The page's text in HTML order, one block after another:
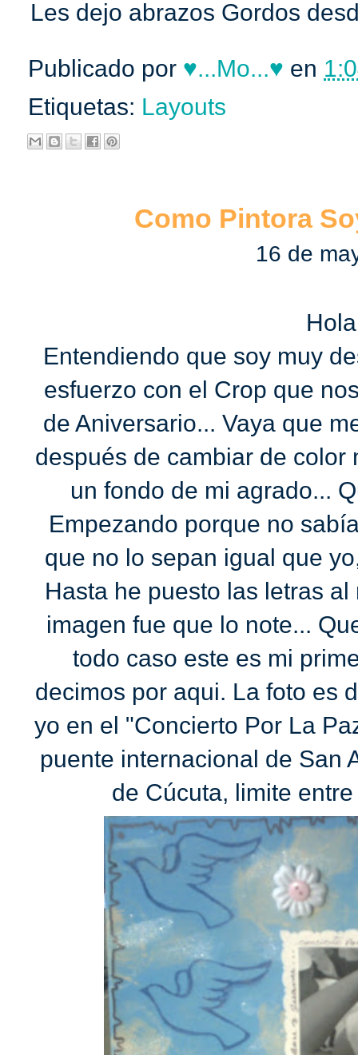
Les dejo abrazos Gordos
Publicado por ♥...Mo...♥ en
Etiquetas: Layouts
Como Pintora
16 de
Entendiendo que soy muy
esfuerzo con el Crop que
de Aniversario... Vaya que
después de cambiar de
un fondo de mi agrado...
Empezando porque no
que no lo sepan igual que
Hasta he puesto las letras
imagen fue que lo note...
todo caso este es mi
decimos por aqui. La foto es
yo en el "Concierto Por La
puente internacional de San
de Cúcuta, limite